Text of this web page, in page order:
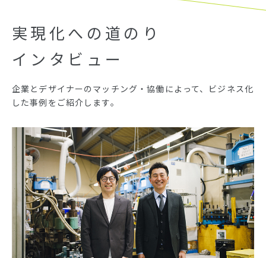
実現化への道のり
インタビュー
企業とデザイナーのマッチング・協働によって、 ビジネス化
した事例をご紹介します。